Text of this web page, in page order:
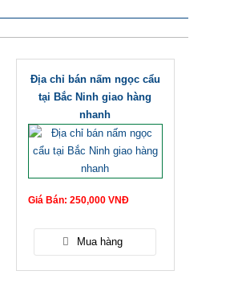
Địa chỉ bán nấm ngọc cẩu
tại Bắc Ninh giao hàng
nhanh
Giá Bán: 250,000 VNĐ